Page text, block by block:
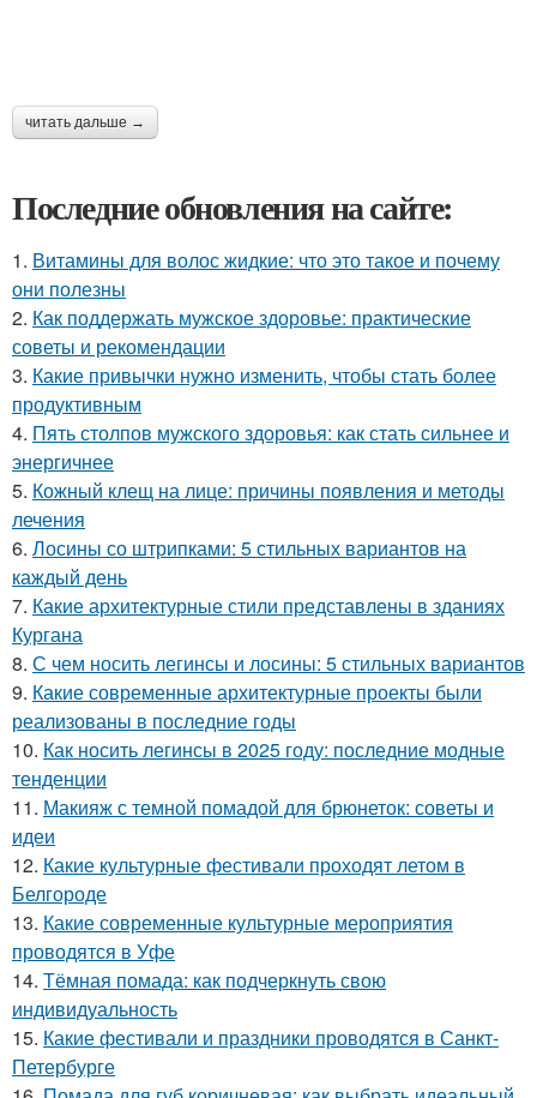
читать дальше →
Последние обновления на сайте:
1. Витамины для волос жидкие: что это такое и почему
они полезны
2. Как поддержать мужское здоровье: практические
советы и рекомендации
3. Какие привычки нужно изменить, чтобы стать более
продуктивным
4. Пять столпов мужского здоровья: как стать сильнее и
энергичнее
5. Кожный клещ на лице: причины появления и методы
лечения
6. Лосины со штрипками: 5 стильных вариантов на
каждый день
7. Какие архитектурные стили представлены в зданиях
Кургана
8. С чем носить легинсы и лосины: 5 стильных вариантов
9. Какие современные архитектурные проекты были
реализованы в последние годы
10. Как носить легинсы в 2025 году: последние модные
тенденции
11. Макияж с темной помадой для брюнеток: советы и
идеи
12. Какие культурные фестивали проходят летом в
Белгороде
13. Какие современные культурные мероприятия
проводятся в Уфе
14. Тёмная помада: как подчеркнуть свою
индивидуальность
15. Какие фестивали и праздники проводятся в Санкт-
Петербурге